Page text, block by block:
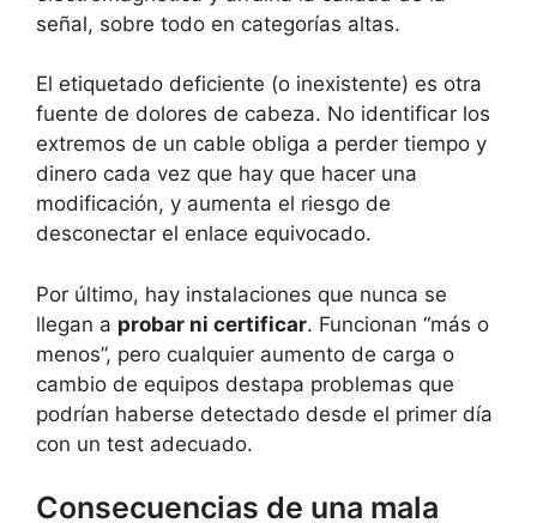
señal, sobre todo en categorías altas.
El etiquetado deficiente (o inexistente) es otra
fuente de dolores de cabeza. No identificar los
extremos de un cable obliga a perder tiempo y
dinero cada vez que hay que hacer una
modificación, y aumenta el riesgo de
desconectar el enlace equivocado.
Por último, hay instalaciones que nunca se
llegan a probar ni certificar. Funcionan “más o
menos”, pero cualquier aumento de carga o
cambio de equipos destapa problemas que
podrían haberse detectado desde el primer día
con un test adecuado.
Consecuencias de una mala